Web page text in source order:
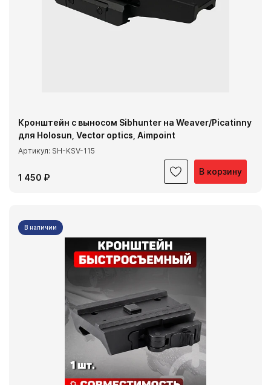
В корзину
Кронштейн с выносом Sibhunter на Weaver/Picatinny
для Holosun, Vector optics, Aimpoint
Артикул: SH-KSV-115
1 450 ₽
В наличии